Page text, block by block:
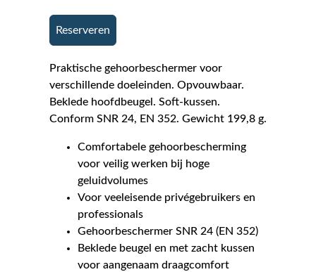
Reserveren
Praktische gehoorbeschermer voor
verschillende doeleinden. Opvouwbaar.
Beklede hoofdbeugel. Soft-kussen.
Conform SNR 24, EN 352. Gewicht 199,8 g.
Comfortabele gehoorbescherming
voor veilig werken bij hoge
geluidvolumes
Voor veeleisende privégebruikers en
professionals
Gehoorbeschermer SNR 24 (EN 352)
Beklede beugel en met zacht kussen
voor aangenaam draagcomfort